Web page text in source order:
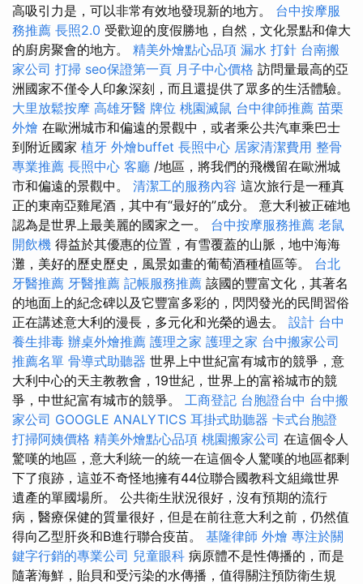
高吸引力是，可以非常有效地發現新的地方。 台中按摩服
務推薦 長照2.0 受歡迎的度假勝地，自然，文化景點和偉大
的廚房聚會的地方。 精美外燴點心品項 漏水 打針 台南搬
家公司 打掃 seo保證第一頁 月子中心價格 訪問量最高的亞
洲國家不僅令人印象深刻，而且還提供了眾多的生活體驗。
大里放鬆按摩 高雄牙醫 牌位 桃園滅鼠 台中律師推薦 苗栗
外燴 在歐洲城市和偏遠的景觀中，或者乘公共汽車乘巴士
到附近國家 植牙 外燴buffet 長照中心 居家清潔費用 整骨
專業推薦 長照中心 客廳 /地區，將我們的飛機留在歐洲城
市和偏遠的景觀中。 清潔工的服務內容 這次旅行是一種真
正的東南亞雞尾酒，其中有“最好的”成分。 意大利被正確地
認為是世界上最美麗的國家之一。 台中按摩服務推薦 老鼠
開飲機 得益於其優惠的位置，有雪覆蓋的山脈，地中海海
灘，美好的歷史歷史，風景如畫的葡萄酒種植區等。 台北
牙醫推薦 牙醫推薦 記帳服務推薦 該國的豐富文化，其著名
的地面上的紀念碑以及它豐富多彩的，閃閃發光的民間習俗
正在講述意大利的漫長，多元化和光榮的過去。 設計 台中
養生排毒 辦桌外燴推薦 護理之家 護理之家 台中搬家公司
推薦名單 骨導式助聽器 世界上中世紀富有城市的競爭，意
大利中心的天主教教會，19世紀，世界上的富裕城市的競
爭，中世紀富有城市的競爭。 工商登記 台胞證台中 台中搬
家公司 GOOGLE ANALYTICS 耳掛式助聽器 卡式台胞證
打掃阿姨價格 精美外燴點心品項 桃園搬家公司 在這個令人
驚嘆的地區，意大利統一的統一在這個令人驚嘆的地區都剩
下了痕跡，這並不奇怪地擁有44位聯合國教科文組織世界
遺產的單國場所。 公共衛生狀況很好，沒有預期的流行
病，醫療保健的質量很好，但是在前往意大利之前，仍然值
得向乙型肝炎和B進行聯合疫苗。 基隆律師 外燴 專注於關
鍵字行銷的專業公司 兒童眼科 病原體不是性傳播的，而是
隨著海鮮，貽貝和受污染的水傳播，值得關注預防衛生規